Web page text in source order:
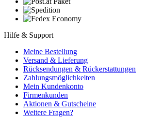
Hilfe & Support
Meine Bestellung
Versand & Lieferung
Rücksendungen & Rückerstattungen
Zahlungsmöglichkeiten
Mein Kundenkonto
Firmenkunden
Aktionen & Gutscheine
Weitere Fragen?